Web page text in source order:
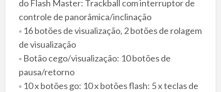
do Flash Master: Trackball com interruptor de
controle de panorâmica/inclinação
◦ 16 botões de visualização, 2 botões de rolagem
de visualização
◦ Botão cego/visualização: 10 botões de
pausa/retorno
◦ 10 x botões go: 10 x botões flash: 5 x teclas de